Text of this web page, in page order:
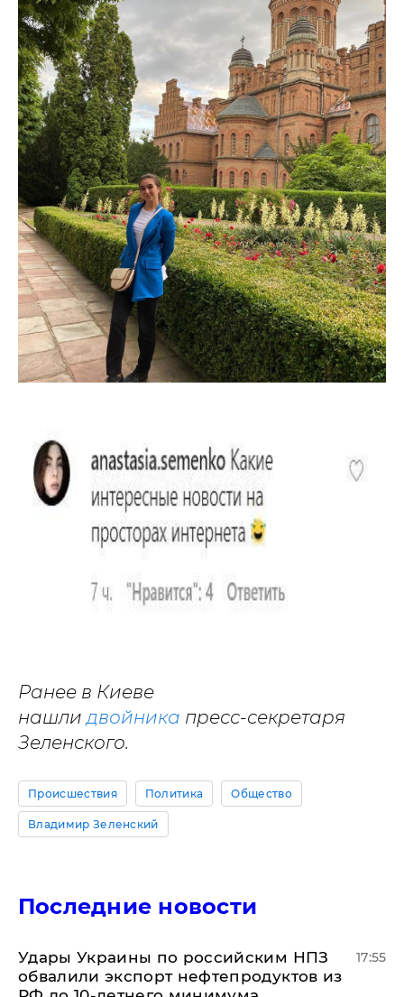
Ранее в Киеве
нашлидвойника пресс-секретаря
Зеленского.
Происшествия Политика Общество
Владимир Зеленский
Последние новости
Удары Украины по российским НПЗ
обвалили экспорт нефтепродуктов из
17:55